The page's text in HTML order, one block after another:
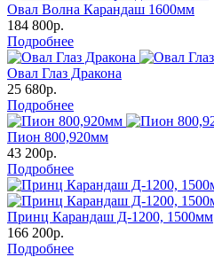
Овал Волна Карандаш 1600мм
184 800р.
Подробнее
Овал Глаз Дракона
25 680р.
Подробнее
Пион 800,920мм
43 200р.
Подробнее
Принц Карандаш Д-1200, 1500мм
166 200р.
Подробнее